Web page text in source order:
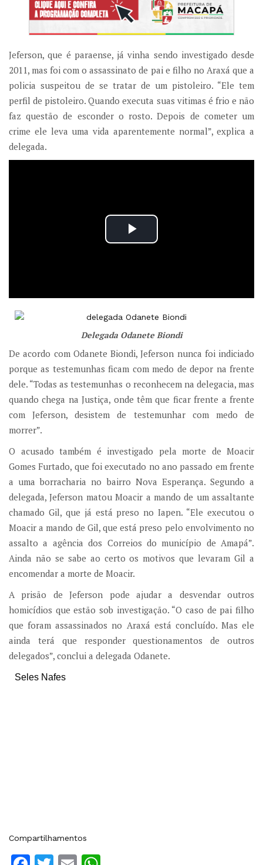
Jeferson, que é paraense, já vinha sendo investigado desde
2011, mas foi com o assassinato de pai e filho no Araxá que a
policia suspeitou de se tratar de um pistoleiro. “Ele tem
perfil de pistoleiro. Quando executa suas vitimas é frio e não
faz questão de esconder o rosto. Depois de cometer um
crime ele leva uma vida aparentemente normal”, explica a
delegada.
Delegada Odanete Biondi
De acordo com Odanete Biondi, Jeferson nunca foi indiciado
porque as testemunhas ficam com medo de depor na frente
dele. “Todas as testemunhas o reconhecem na delegacia, mas
quando chega na Justiça, onde têm que ficar frente a frente
com Jeferson, desistem de testemunhar com medo de
morrer”.
O acusado também é investigado pela morte de Moacir
Gomes Furtado, que foi executado no ano passado em frente
a uma borracharia no bairro Nova Esperança. Segundo a
delegada, Jeferson matou Moacir a mando de um assaltante
chamado Gil, que já está preso no Iapen. “Ele executou o
Moacir a mando de Gil, que está preso pelo envolvimento no
assalto a agência dos Correios do município de Amapá”.
Ainda não se sabe ao certo os motivos que levaram Gil a
encomendar a morte de Moacir.
A prisão de Jeferson pode ajudar a desvendar outros
homicídios que estão sob investigação. “O caso de pai filho
que foram assassinados no Araxá está concluído. Mas ele
ainda terá que responder questionamentos de outros
delegados”, conclui a delegada Odanete.
Seles Nafes
Compartilhamentos